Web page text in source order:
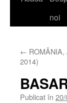
noi
←
2014)
Publicat în